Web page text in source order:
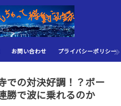
お問い合わせ プライバシーポリシー
での対決好調！？ボー
勝で波に乗れるのか